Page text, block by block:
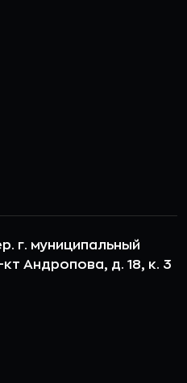
г. муниципальный
Андропова, д. 18, к. 3